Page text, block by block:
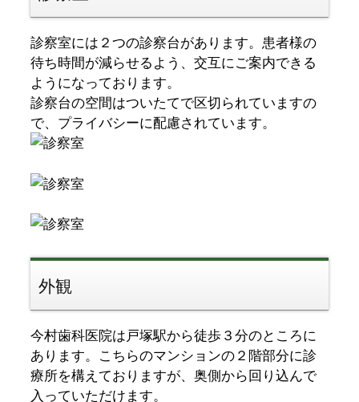
診察室には２つの診察台があります。患者様の
待ち時間が減らせるよう、交互にご案内できる
ようになっております。
診察台の空間はついたてで区切られていますの
で、プライバシーに配慮されています。
外観
今村歯科医院は戸塚駅から徒歩３分のところに
あります。こちらのマンションの２階部分に診
療所を構えておりますが、奥側から回り込んで
入っていただけます。